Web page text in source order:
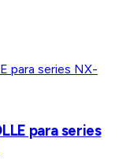
para series